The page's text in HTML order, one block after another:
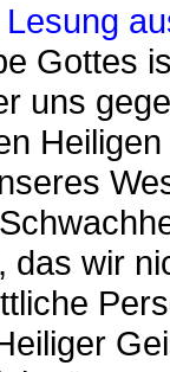
Gottes
uns
das wir